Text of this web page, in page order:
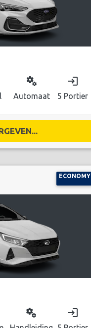
miscellaneous_services
Automaat
login
5 Portier
ECONOMY
miscellaneous_services login